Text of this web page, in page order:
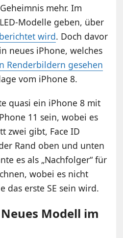
mehr. Im
Modelle geben, über
wird. Doch davor
neues iPhone, welches
Renderbildern gesehen
vom iPhone 8.
quasi ein iPhone 8 mit
11 sein, wobei es
zwei gibt, Face ID
Rand oben und unten
es als „Nachfolger“ für
wobei es nicht
das erste SE sein wird.
Modell im